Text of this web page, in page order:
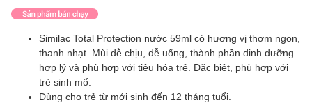
Similac Total Protection nước 59ml có hương vị thơm ngon,
thanh nhạt. Mùi dễ chịu, dễ uống, thành phần dinh dưỡng
hợp lý và phù hợp với tiêu hóa trẻ. Đặc biệt, phù hợp với
trẻ sinh mổ.
Dùng cho trẻ từ mới sinh đến 12 tháng tuổi.